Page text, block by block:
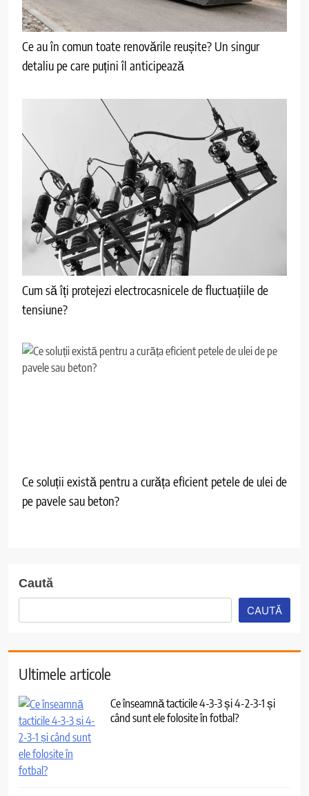
Ce au în comun toate renovările reușite? Un singur
detaliu pe care puțini îl anticipează
Cum să îți protejezi electrocasnicele de fluctuațiile de
tensiune?
Ce soluții există pentru a curăța eficient petele de ulei de
pe pavele sau beton?
Caută
CAUTĂ
Ultimele articole
Ce înseamnă tacticile 4-3-3 și 4-2-3-1 și
când sunt ele folosite în fotbal?